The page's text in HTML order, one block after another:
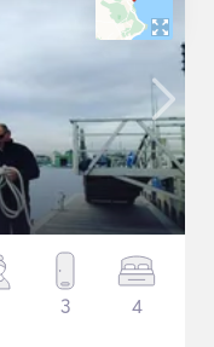
3 4